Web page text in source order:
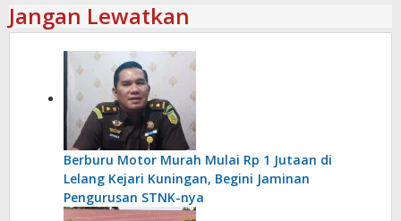
Jangan Lewatkan
Berburu Motor Murah Mulai Rp 1 Jutaan di
Lelang Kejari Kuningan, Begini Jaminan
Pengurusan STNK-nya